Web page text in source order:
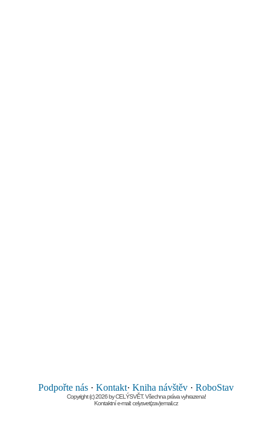
Podpořte nás · Kontakt· Kniha návštěv · RoboStav
Copyright (c) 2026 by CELÝSVĚT. Všechna práva vyhrazena!
Kontaktní e-mail: celysvet(zav)email.cz